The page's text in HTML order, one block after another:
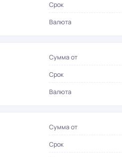
Срок
Валюта
Сумма от
Срок
Валюта
Сумма от
Срок